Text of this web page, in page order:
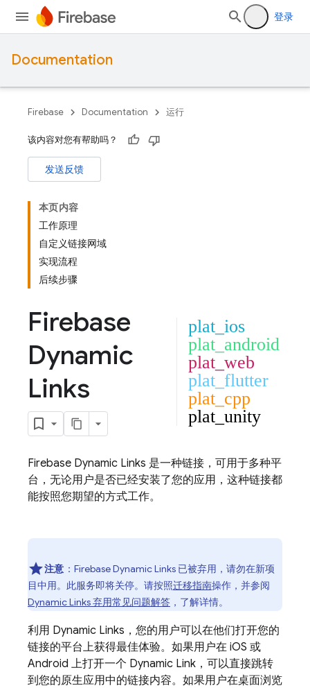
登录
Documentation
Firebase Documentation 运行
该内容对您有帮助吗？
发送反馈
本页内容
工作原理
自定义链接网域
实现流程
后续步骤
Firebase
Dynamic
Links
plat_ios
plat_android
plat_web
plat_flutter
plat_cpp
plat_unity
Firebase Dynamic Links 是一种链接，可用于多种平
台，无论用户是否已经安装了您的应用，这种链接都
能按照您期望的方式工作。
注意 ：Firebase Dynamic Links 已被弃用，请勿在新项
目中用。 此服务即将关停。请按照迁移指南操作，并参阅
Dynamic Links 弃用常见问题解答 ，了解详情。
利用 Dynamic Links ，您的用户可以在他们打开您的
链接的平台上获得最佳体验。如果用户在 iOS 或
Android 上打开一个 Dynamic Link ，可以直接跳转
到您的原生应用中的链接内容。如果用户在桌面浏览